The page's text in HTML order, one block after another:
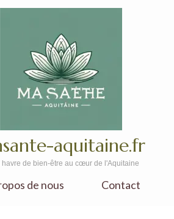
aquitaine.fr
havre de bien-être au cœur de l'Aquitaine
de nous Contact